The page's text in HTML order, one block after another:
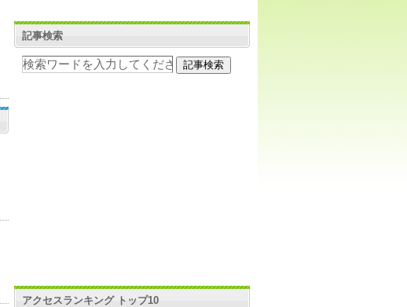
記事検索
アクセスランキング トップ10